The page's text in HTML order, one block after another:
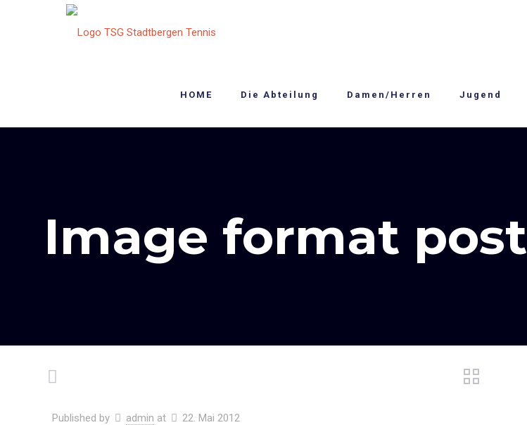
HOME Die Abteilung Damen/Herren Jugend
Image format post
Published by admin at 22. Mai 2012